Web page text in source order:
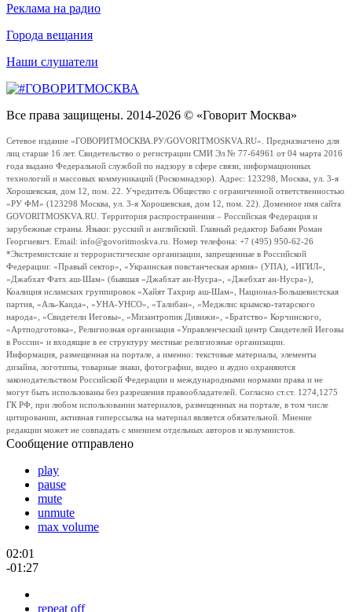
Реклама на радио
Города вещания
Наши слушатели
Все права защищены. 2014-2026 © «Говорит Москва»
Сетевое издание «ГОВОРИТМОСКВА.РУ/GOVORITMOSKVA.RU». Предназначено для
лиц старше 16 лет. Свидетельство о регистрации СМИ Эл № 77-64961 от 04 марта 2016
года выдано Федеральной службой по надзору в сфере связи, информационных
технологий и массовых коммуникаций (Роскомнадзор). Адрес: 123298, Москва, ул. 3-я
Хорошевская, дом 12, пом. 22. Учредитель Общество с ограниченной ответственностью
«РУ ФМ» (123298 Москва, ул. 3-я Хорошевская, дом 12, пом. 22). Доменное имя сайта
GOVORITMOSKVA.RU. Территория распространения – Российская Федерация и
зарубежные страны. Языки: русский и английский. Главный редактор Бабаян Роман
Георгиевич. Email: info@govoritmoskva.ru. Номер телефона: +7 (495) 950-62-26
*Экстремистские и террористические организации, запрещенные в Российской
Федерации: «Правый сектор», «Украинская повстанческая армия» (УПА), «ИГИЛ»,
«Джабхат Фатх аш-Шам» (бывшая «Джабхат ан-Нусра», «Джебхат ан-Нусра»),
Коалиция исламских группировок «Хайят Тахрир аш-Шам», Национал-Большевистская
партия, «Аль-Каида», «УНА-УНСО», «Талибан», «Меджлис крымско-татарского
народа», «Свидетели Иеговы», «Мизантропик Дивижн», «Братство» Корчинского,
«Артподготовка», Религиозная организация «Управленческий центр Свидетелей Иеговы
в России» и входящие в ее структуру местные религиозные организации.
Информация, размещенная на портале, а именно: текстовые материалы, элементы
дизайна, логотипы, товарные знаки, фотографии, видео и аудио охраняются
законодательством Российской Федерации и международными нормами права и не
могут быть использованы без разрешения правообладателей. Согласно ст.ст. 1274,1275
ГК РФ, при любом использовании материалов, размещенных на портале, в том числе
цитировании, активная гиперссылка на материал является обязательной. Мнение
редакции может не совпадать с мнением отдельных авторов и колумнистов.
Сообщение отправлено
play
pause
mute
unmute
max volume
02:01
-01:27
repeat off